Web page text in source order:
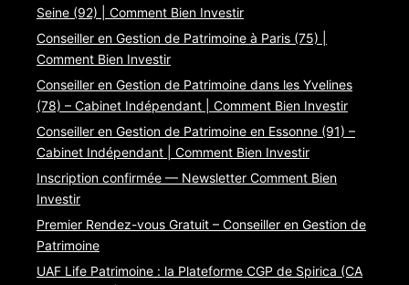
Seine (92) | Comment Bien Investir
Conseiller en Gestion de Patrimoine à Paris (75) |
Comment Bien Investir
Conseiller en Gestion de Patrimoine dans les Yvelines
(78) – Cabinet Indépendant | Comment Bien Investir
Conseiller en Gestion de Patrimoine en Essonne (91) –
Cabinet Indépendant | Comment Bien Investir
Inscription confirmée — Newsletter Comment Bien
Investir
Premier Rendez-vous Gratuit – Conseiller en Gestion de
Patrimoine
UAF Life Patrimoine : la Plateforme CGP de Spirica (CA